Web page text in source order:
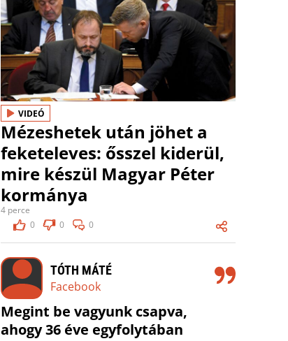
VIDEÓ
Mézeshetek után jöhet a
feketeleves: ősszel kiderül,
mire készül Magyar Péter
kormánya
4 perce
0
0 0
TÓTH MÁTÉ
Facebook
Megint be vagyunk csapva,
ahogy 36 éve egyfolytában